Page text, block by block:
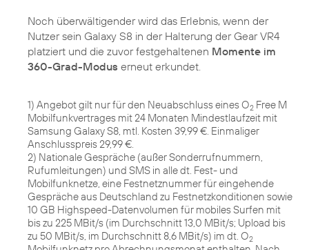
Noch überwältigender wird das Erlebnis, wenn der
Nutzer sein Galaxy S8 in der Halterung der Gear VR4
platziert und die zuvor festgehaltenen Momente im
360-Grad-Modus erneut erkundet.
1) Angebot gilt nur für den Neuabschluss eines O2 Free M
Mobilfunkvertrages mit 24 Monaten Mindestlaufzeit mit
Samsung Galaxy S8, mtl. Kosten 39,99 €. Einmaliger
Anschlusspreis 29,99 €.
2) Nationale Gespräche (außer Sonderrufnummern,
Rufumleitungen) und SMS in alle dt. Fest- und
Mobilfunknetze, eine Festnetznummer für eingehende
Gespräche aus Deutschland zu Festnetzkonditionen sowie
10 GB Highspeed-Datenvolumen für mobiles Surfen mit
bis zu 225 MBit/s (im Durchschnitt 13,0 MBit/s; Upload bis
zu 50 MBit/s, im Durchschnitt 8,6 MBit/s) im dt. O2